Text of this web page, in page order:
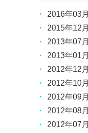
2016年03月
2015年12月
2013年07月
2013年01月
2012年12月
2012年10月
2012年09月
2012年08月
2012年07月